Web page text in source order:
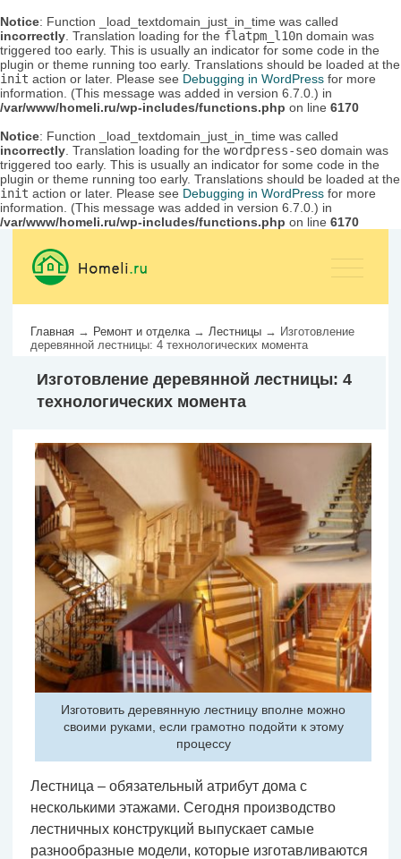
Notice: Function _load_textdomain_just_in_time was called
incorrectly . Translation loading for the flatpm_l10n domain was
triggered too early. This is usually an indicator for some code in the
plugin or theme running too early. Translations should be loaded at the
init action or later. Please see Debugging in WordPress for more
information. (This message was added in version 6.7.0.) in
/var/www/homeli.ru/wp-includes/functions.php on line 6170
Notice: Function _load_textdomain_just_in_time was called
incorrectly . Translation loading for the wordpress-seo domain was
triggered too early. This is usually an indicator for some code in the
plugin or theme running too early. Translations should be loaded at the
init action or later. Please see Debugging in WordPress for more
information. (This message was added in version 6.7.0.) in
/var/www/homeli.ru/wp-includes/functions.php on line 6170
Главная → Ремонт и отделка → Лестницы → Изготовление
деревянной лестницы: 4 технологических момента
Изготовление деревянной лестницы: 4
технологических момента
Изготовить деревянную лестницу вполне можно
своими руками, если грамотно подойти к этому
процессу
Лестница – обязательный атрибут дома с
несколькими этажами. Сегодня производство
лестничных конструкций выпускает самые
разнообразные модели, которые изготавливаются